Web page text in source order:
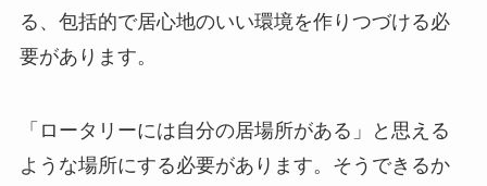
る、包括的で居心地のいい環境を作りつづける必
要があります。
「ロータリーには自分の居場所がある」と思える
ような場所にする必要があります。そうできるか